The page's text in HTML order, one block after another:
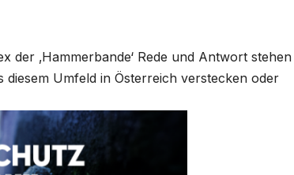
‚Hammerbande‘ Rede und Antwort stehen
diesem Umfeld in Österreich verstecken oder